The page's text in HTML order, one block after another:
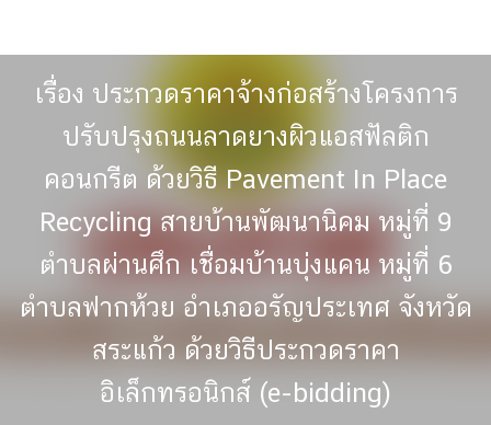
content
เรื่อง ประกวดราคาจ้างก่อสร้างโครงการ
ปรับปรุงถนนลาดยางผิวแอสฟัลติก
คอนกรีต ด้วยวิธี Pavement In Place
Recycling สายบ้านพัฒนานิคม หมู่ที่ 9
ตำบลผ่านศึก เชื่อมบ้านบุ่งแคน หมู่ที่ 6
ตำบลฟากห้วย อำเภออรัญประเทศ จังหวัด
สระแก้ว ด้วยวิธีประกวดราคา
อิเล็กทรอนิกส์ (e-bidding)